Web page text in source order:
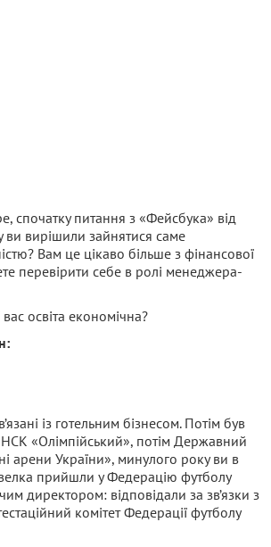
спочатку питання з «Фейсбука» від
ви вирішили зайнятися саме
Вам це цікаво більше з фінансової
перевірити себе в ролі менеджера-
освіта економічна?
із готельним бізнесом. Потім був
«Олімпійський», потім Державний
арени України», минулого року ви в
прийшли у Федерацію футболу
директором: відповідали за зв’язки з
комітет Федерації футболу